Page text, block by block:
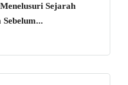
Sejarah